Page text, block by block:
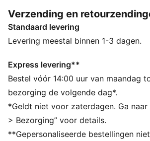
gesteund door de geavanceerde
ALLE INS EN OUTS
Gemaakt met minstens 20%
Pasvorm: Normaal
Type hoofdmateriaal: Spacer
Elastische tailleband met trekkoorden
binnenkant
Lengte: Normaal
Taille: Gemiddeld
Zakken: Zijzak
Verzending en
Standaard levering
Levering meestal binnen 1-3 dagen.
Express levering**
Bestel vóór 14:00 uur van maandag
bezorging de volgende dag*.
*Geldt niet voor zaterdagen. Ga naar
> Bezorging” voor details.
**Gepersonaliseerde bestellingen